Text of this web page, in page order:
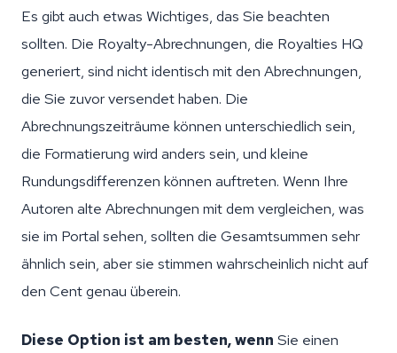
Es gibt auch etwas Wichtiges, das Sie beachten
sollten. Die Royalty-Abrechnungen, die Royalties HQ
generiert, sind nicht identisch mit den Abrechnungen,
die Sie zuvor versendet haben. Die
Abrechnungszeiträume können unterschiedlich sein,
die Formatierung wird anders sein, und kleine
Rundungsdifferenzen können auftreten. Wenn Ihre
Autoren alte Abrechnungen mit dem vergleichen, was
sie im Portal sehen, sollten die Gesamtsummen sehr
ähnlich sein, aber sie stimmen wahrscheinlich nicht auf
den Cent genau überein.
Diese Option ist am besten, wenn Sie einen